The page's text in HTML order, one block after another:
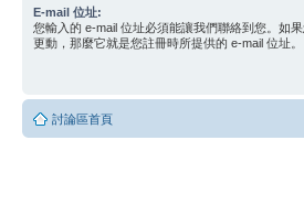
E-mail 位址:
您輸入的 e-mail 位址必須能讓我們聯絡到您。如
更動，那麼它就是您註冊時所提供的 e-mail 位址。
討論區首頁